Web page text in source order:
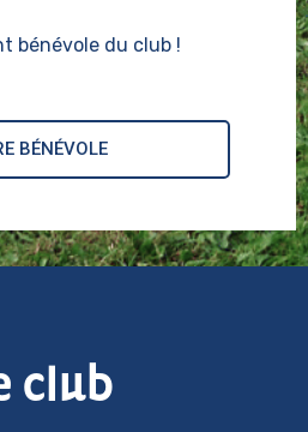
bénévole du club !
BÉNÉVOLE
club